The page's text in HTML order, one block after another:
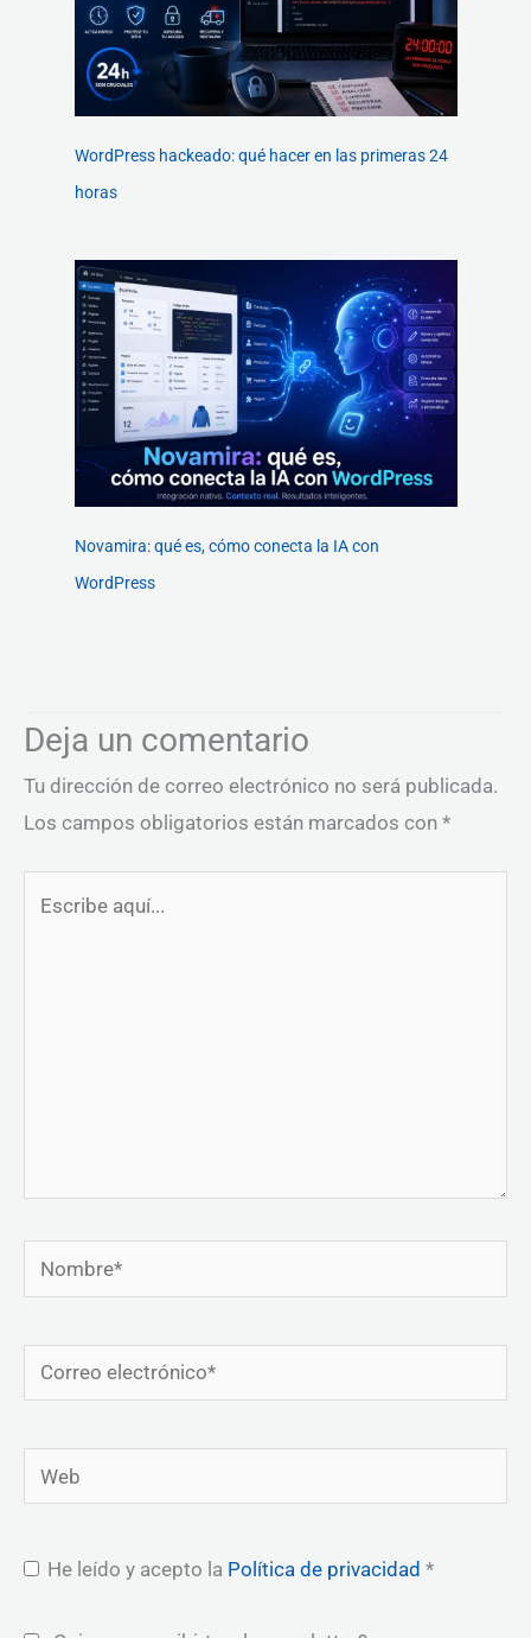
WordPress hackeado: qué hacer en las primeras 24
horas
Novamira: qué es, cómo conecta la IA con
WordPress
Deja un comentario
Tu dirección de correo electrónico no será publicada.
Los campos obligatorios están marcados con *
Nombre*
Correo
electrónico*
Web
He leído y acepto la Política de privacidad *